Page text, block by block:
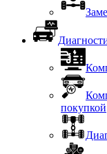
покупкой